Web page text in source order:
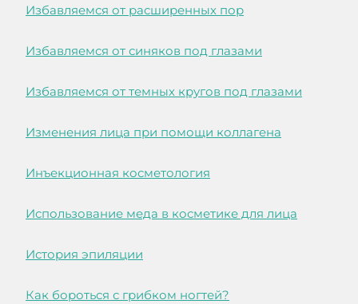
Избавляемся от расширенных пор
Избавляемся от синяков под глазами
Избавляемся от темных кругов под глазами
Изменения лица при помощи коллагена
Инъекционная косметология
Использование меда в косметике для лица
История эпиляции
Как бороться с грибком ногтей?